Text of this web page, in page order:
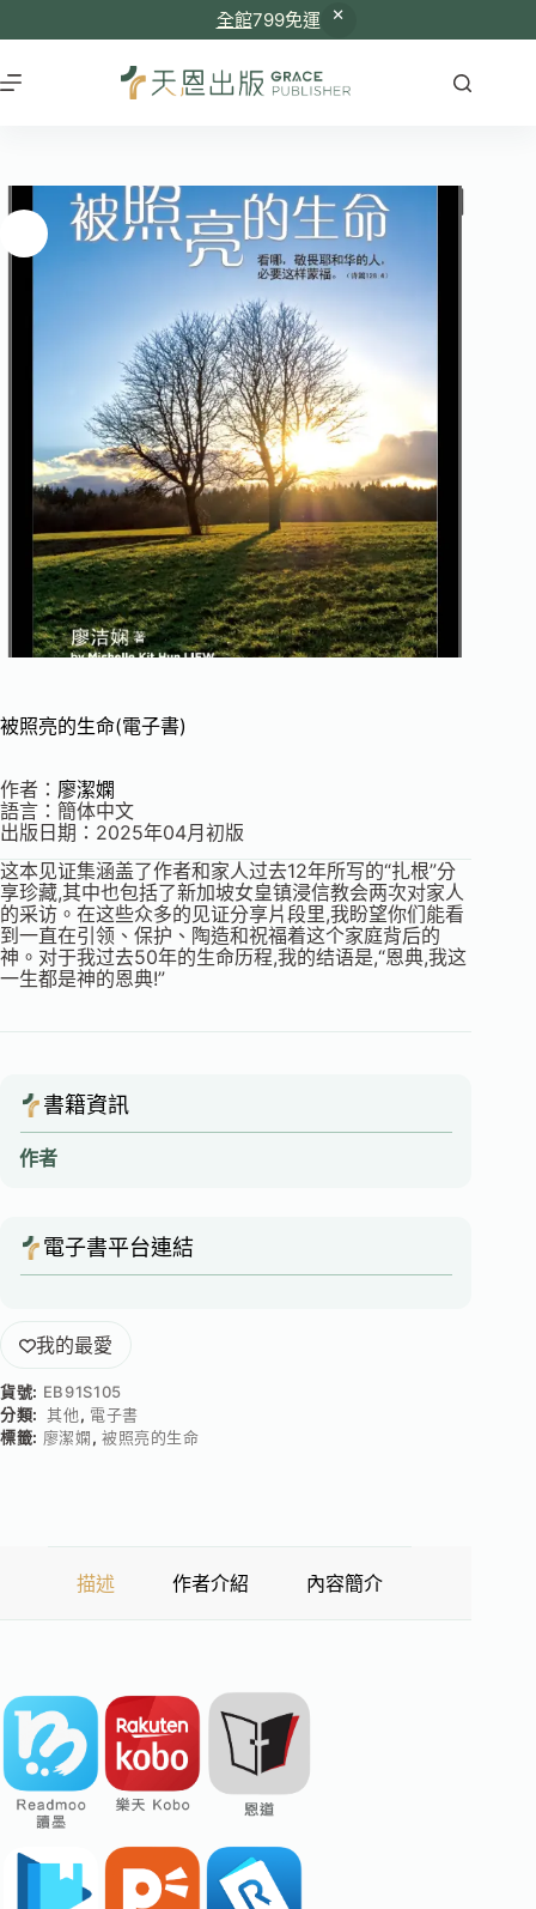
全館799免運
被照亮的生命(電子書)
作者： 廖潔嫻
語言：簡体中文
出版日期：2025年04月初版
这本见证集涵盖了作者和家人过去12年所写的“扎根”分
享珍藏,其中也包括了新加坡女皇镇浸信教会两次对家人
的采访。在这些众多的见证分享片段里,我盼望你们能看
到一直在引领、保护、陶造和祝福着这个家庭背后的
神。对于我过去50年的生命历程,我的结语是,“恩典,我这
一生都是神的恩典!”
書籍資訊
作者
電子書平台連結
我的最愛
貨號: EB91S105
分類: 其他, 電子書
標籤: 廖潔嫻, 被照亮的生命
描述 作者介紹 內容簡介